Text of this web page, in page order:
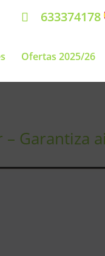
633374178
Ofertas 2025/26
Garantiza